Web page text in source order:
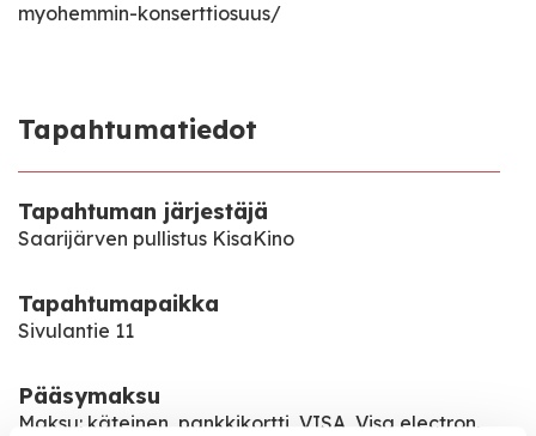
myohemmin-konserttiosuus/
Tapahtumatiedot
Tapahtuman järjestäjä
Saarijärven pullistus KisaKino
Tapahtumapaikka
Sivulantie 11
Pääsymaksu
Maksu: käteinen, pankkikortti, VISA, Visa electron.